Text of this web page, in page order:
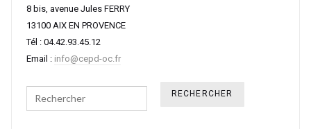
8 bis, avenue Jules FERRY
13100 AIX EN PROVENCE
Tél : 04.42.93.45.12
Email : info@cepd-oc.fr
Search